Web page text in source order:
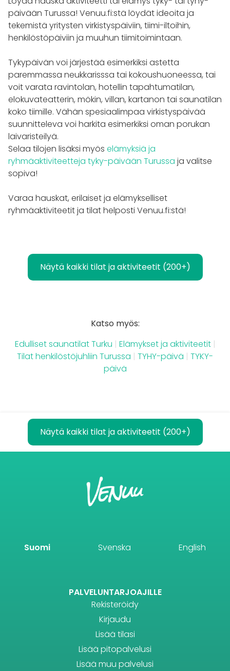
päivään Turussa! Venuu.fi:stä löydät ideoita ja
tekemistä yritysten virkistyspäiviin, tiimi-iltoihin,
henkilöstöpäiviin ja muuhun tiimitoimintaan.
Tykypäivän voi järjestää esimerkiksi astetta
paremmassa neukkarisssa tai kokoushuoneessa, tai
voit varata ravintolan, hotellin tapahtumatilan,
elokuvateatterin, mökin, villan, kartanon tai saunatilan
koko tiimille. Vähän spesiaalimpaa virkistyspäivää
suunnitteleva voi harkita esimerkiksi oman porukan
laivaristeilyä.
Selaa tilojen lisäksi myös elämyksiä ja
ryhmäaktiviteetteja tyky-päivään Turussa ja valitse
sopiva!
Varaa hauskat, erilaiset ja elämykselliset
ryhmäaktiviteetit ja tilat helposti Venuu.fi:stä!
Näytä kaikki tilat ja aktiviteetit (200+)
Katso myös:
Edulliset saunatilat Turku | Elämykset ja aktiviteetit |
Tilat henkilöstöjuhliin Turussa | TYHY-päivä | TYKY-
päivä
Näytä kaikki tilat ja aktiviteetit (200+)
Suomi Svenska English
PALVELUNTARJOAJILLE
Rekisteröidy
Kirjaudu
Lisää tilasi
Lisää pitopalvelusi
Lisää muu palvelusi